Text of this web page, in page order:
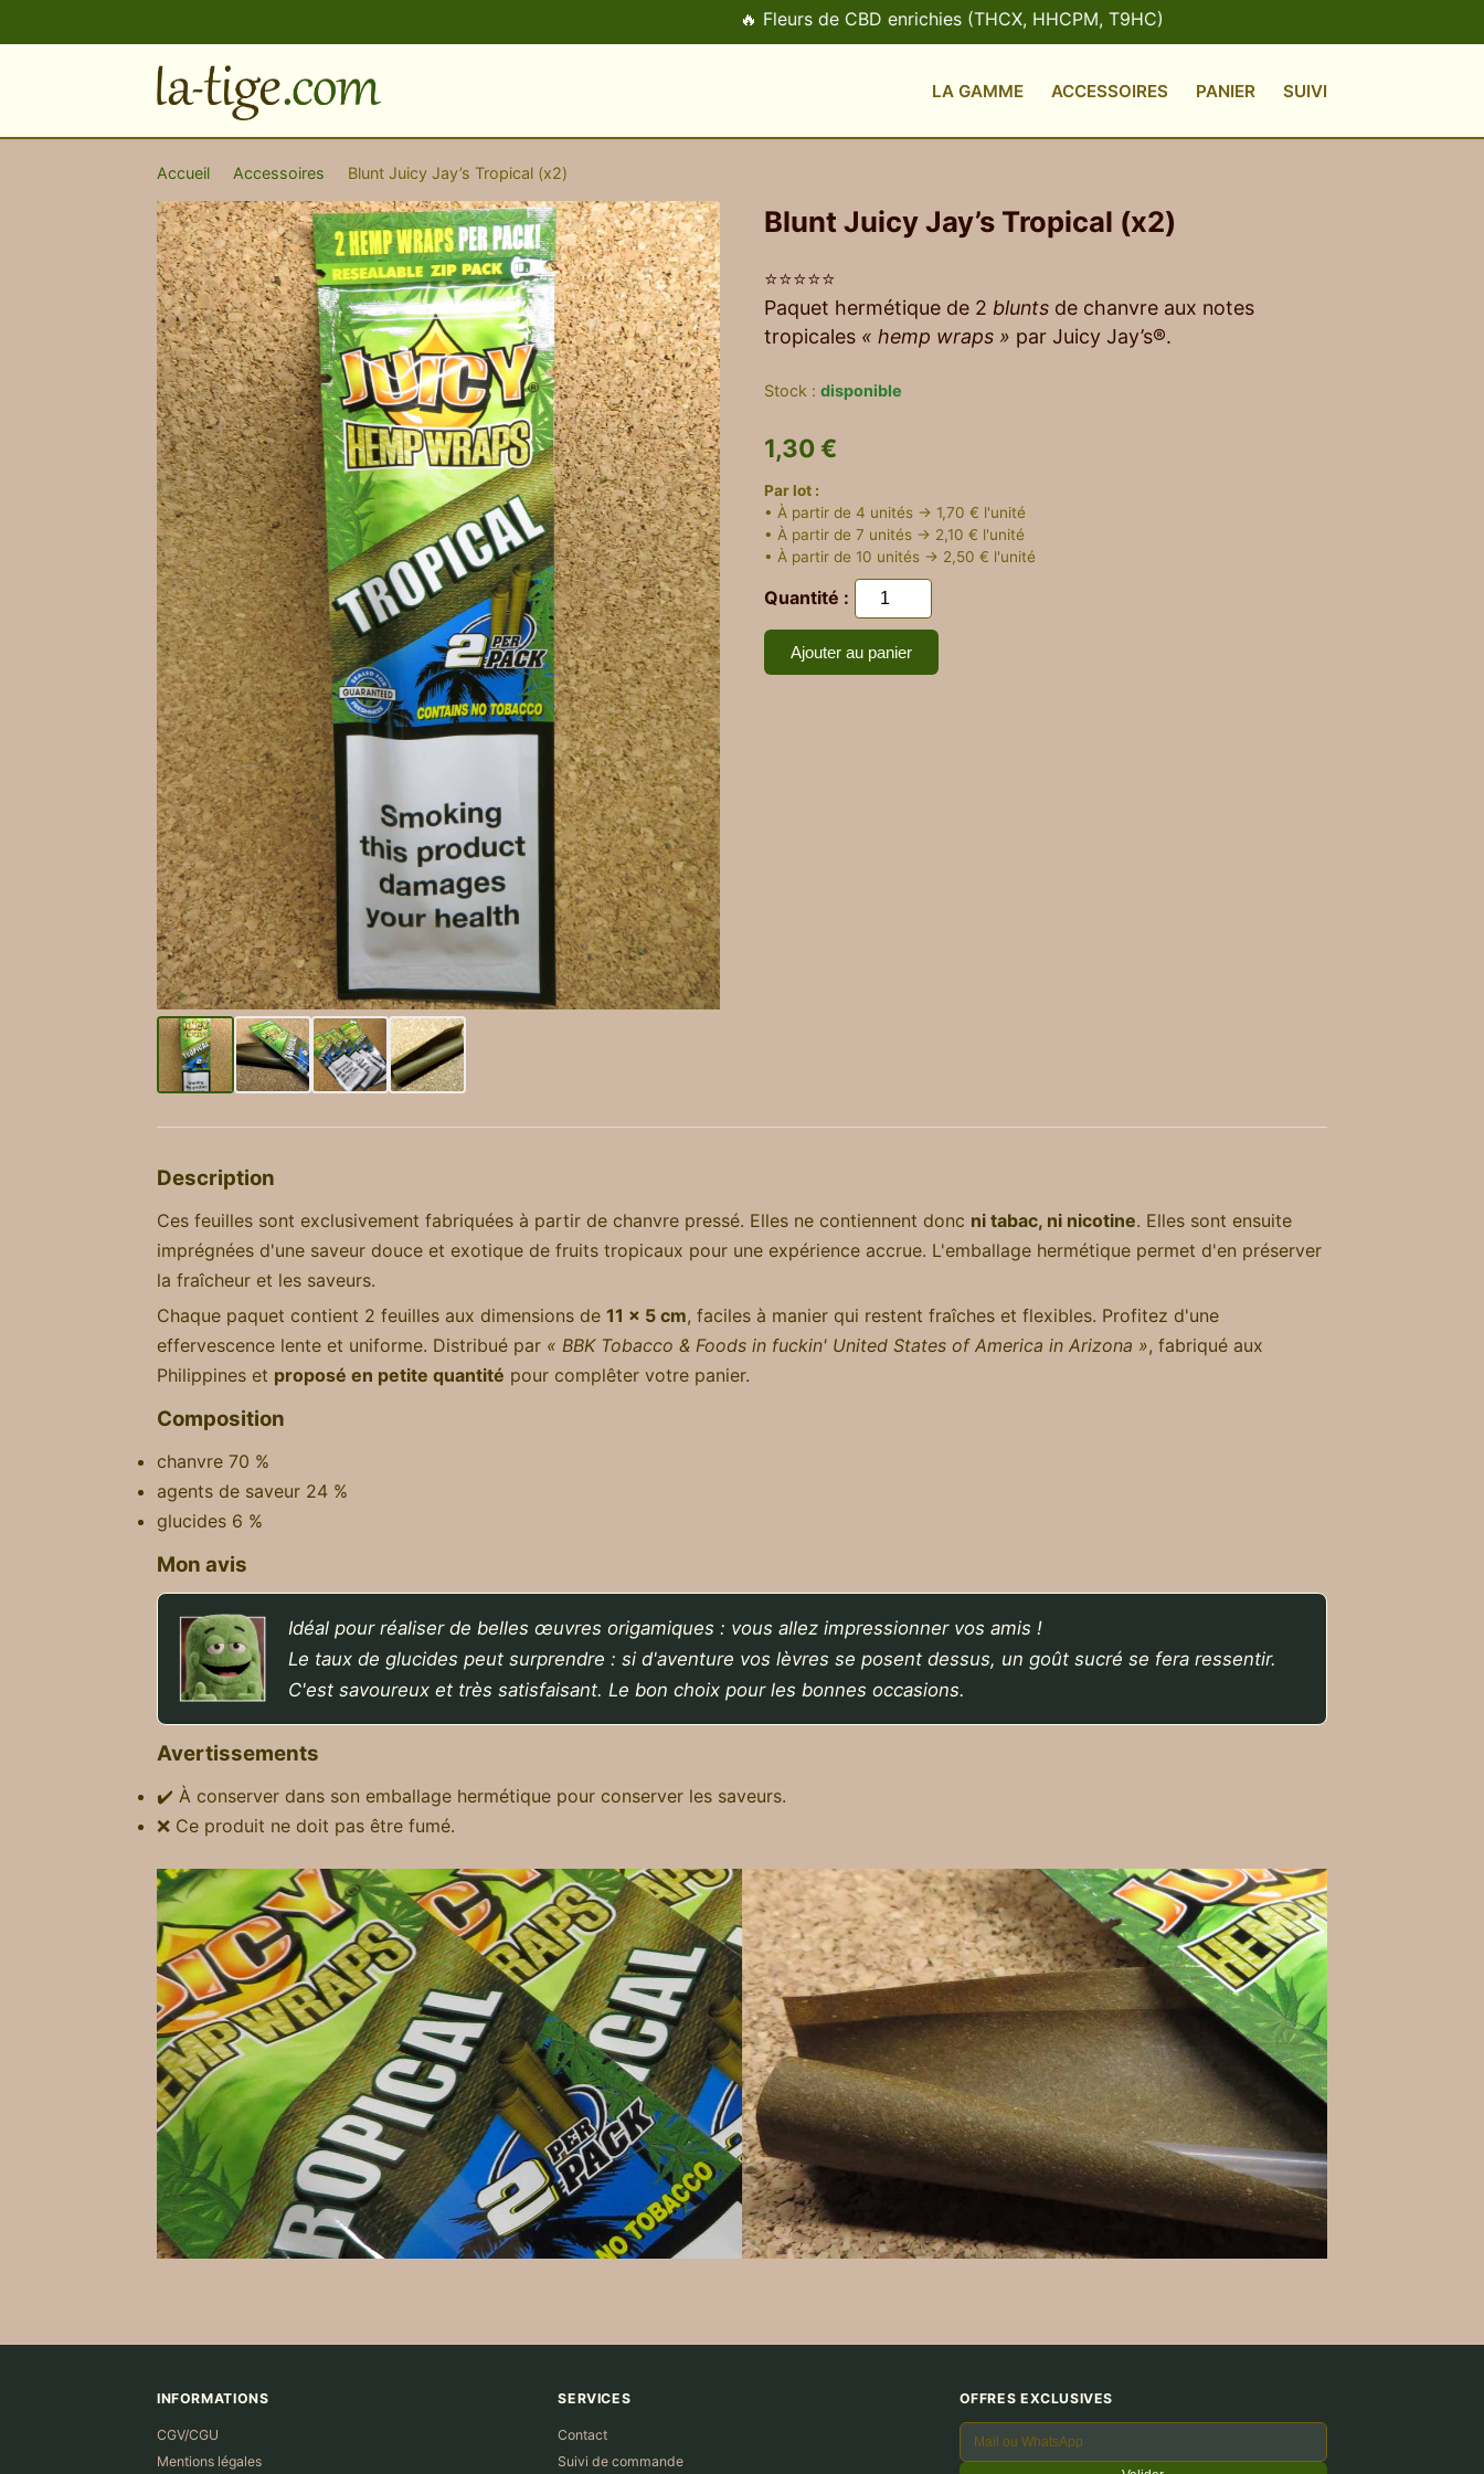
🔥 Fleurs de CBD enrichies (THCX, HHCPM, T9HC)
LA GAMME ACCESSOIRES PANIER SUIVI
Accueil Accessoires Blunt Juicy Jay’s Tropical (x2)
Blunt Juicy Jay’s Tropical (x2)
⭐⭐⭐⭐⭐
Paquet hermétique de 2 blunts de chanvre aux notes
tropicales « hemp wraps » par Juicy Jay’s®.
Stock : disponible
1,30 €
Par lot :
• À partir de 4 unités → 1,70 € l'unité
• À partir de 7 unités → 2,10 € l'unité
• À partir de 10 unités → 2,50 € l'unité
Quantité :
Ajouter au panier
Description
Ces feuilles sont exclusivement fabriquées à partir de chanvre pressé. Elles ne contiennent donc ni tabac, ni nicotine. Elles sont ensuite
imprégnées d'une saveur douce et exotique de fruits tropicaux pour une expérience accrue. L'emballage hermétique permet d'en préserver
la fraîcheur et les saveurs.
Chaque paquet contient 2 feuilles aux dimensions de 11 x 5 cm, faciles à manier qui restent fraîches et flexibles. Profitez d'une
effervescence lente et uniforme. Distribué par « BBK Tobacco & Foods in fuckin' United States of America in Arizona », fabriqué aux
Philippines et proposé en petite quantité pour complêter votre panier.
Composition
chanvre 70 %
agents de saveur 24 %
glucides 6 %
Mon avis
Idéal pour réaliser de belles œuvres origamiques : vous allez impressionner vos amis !
Le taux de glucides peut surprendre : si d'aventure vos lèvres se posent dessus, un goût sucré se fera ressentir.
C'est savoureux et très satisfaisant. Le bon choix pour les bonnes occasions.
Avertissements
✔️ À conserver dans son emballage hermétique pour conserver les saveurs.
❌ Ce produit ne doit pas être fumé.
INFORMATIONS
CGV/CGU
Mentions légales
SERVICES
Contact
Suivi de commande
OFFRES EXCLUSIVES